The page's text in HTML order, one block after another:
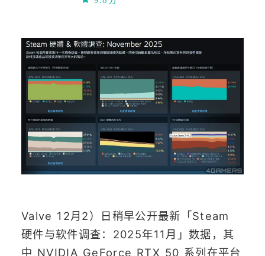
Valve 12月2）日稍早公开最新「Steam
硬件与软件调查：2025年11月」数据，其
中 NVIDIA GeForce RTX 50 系列在平台